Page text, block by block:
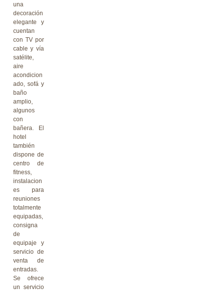
una
decoración
elegante y
cuentan
con TV por
cable y vía
satélite,
aire
acondicion
ado, sofá y
baño
amplio,
algunos
con
bañera. El
hotel
también
dispone de
centro de
fitness,
instalacion
es para
reuniones
totalmente
equipadas,
consigna
de
equipaje y
servicio de
venta de
entradas.
Se ofrece
un servicio